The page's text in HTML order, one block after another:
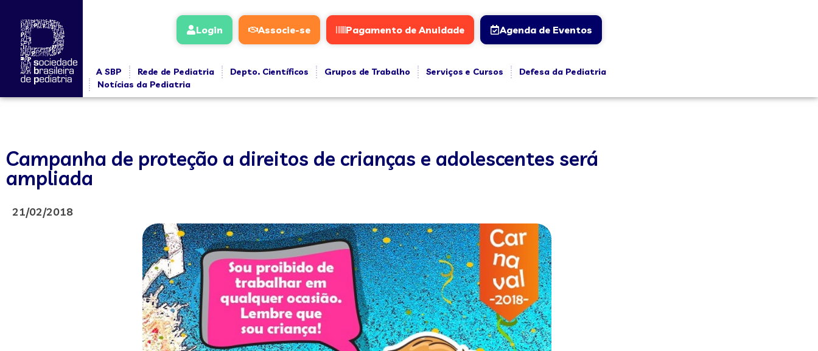
Login Associe-se Pagamento de Anuidade Agenda de Eventos
A SBP Rede de Pediatria Depto. Científicos Grupos de Trabalho Serviços e Cursos
Defesa da Pediatria
Notícias da Pediatria
Campanha de proteção a direitos de crianças e adolescentes será
ampliada
21/02/2018